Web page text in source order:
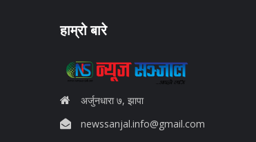
हाम्रो बारे
अर्जुनधारा ७, झापा
newssanjal.info@gmail.com